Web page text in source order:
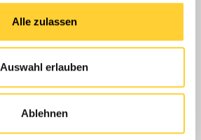
Alle zulassen
Auswahl erlauben
Ablehnen
Bauforum24
Kontakt
Impressum
Datenschutzerklärung